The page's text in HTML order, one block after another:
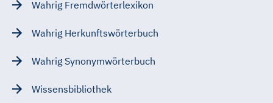
Wahrig Fremdwörterlexikon
Wahrig Herkunftswörterbuch
Wahrig Synonymwörterbuch
Wissensbibliothek